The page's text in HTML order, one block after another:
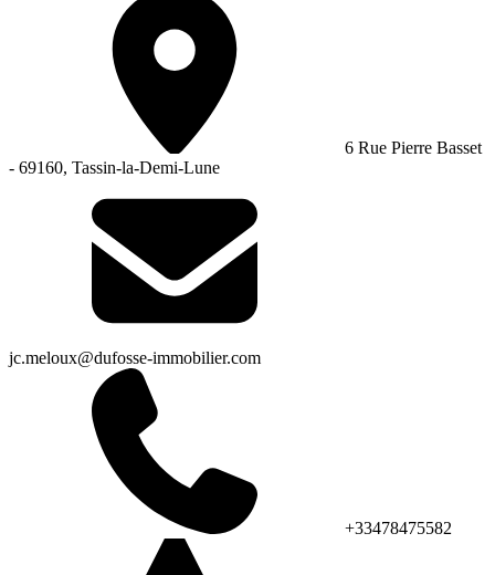
6 Rue Pierre Basset
- 69160, Tassin-la-Demi-Lune
jc.meloux@dufosse-immobilier.com
+33478475582